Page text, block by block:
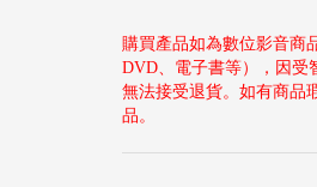
購買產品如為數位影音商
DVD、電子書等），因受
無法接受退貨。如有商品
品。